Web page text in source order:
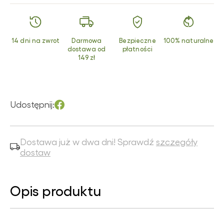
14 dni na zwrot
Darmowa
dostawa od
149 zł
Bezpieczne
płatności
100% naturalne
Udostępnij:
Dostawa już w dwa dni! Sprawdź szczegóły
dostaw
Opis produktu